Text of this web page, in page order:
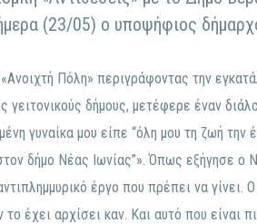
(23/05) ο υποψήφιος
Πόλη» περιγράφοντας την
γειτονικούς δήμους, μετέφερε έναν
γυναίκα μου είπε “όλη μου τη ζωή
δήμο Νέας Ιωνίας”». Όπως εξήγησε ο
έργο που πρέπει να γίνει.
έχει αρχίσει καν. Και αυτό που είναι